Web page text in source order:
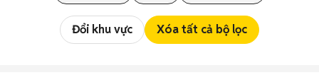
Đổi khu vực Xóa tất cả bộ lọc